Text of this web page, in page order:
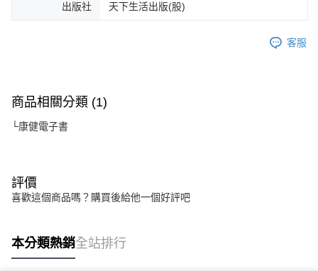
出版社 天下生活出版(股)
客服
商品相關分類 (1)
└康健電子書
評價
喜歡這個商品嗎？購買後給他一個好評吧
本分類熱銷全站排行